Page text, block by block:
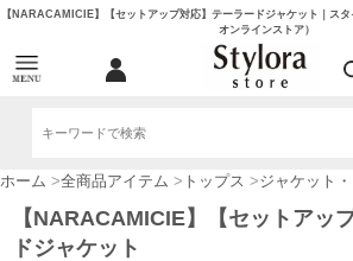
【NARACAMICIE】【セットアップ対応】テーラードジャケット｜ス
オンラインストア）
ホーム >全商品アイテム > トップス >ジャケット
【NARACAMICIE】【セットアッ
ドジャケット